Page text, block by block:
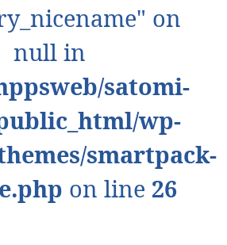
on
null in
satomi-
wp-
smartpack-
on line 26